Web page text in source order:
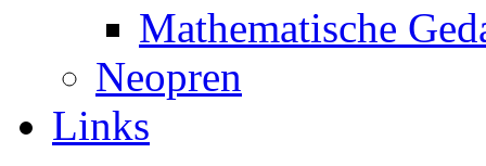
Mathematische
Neopren
Links